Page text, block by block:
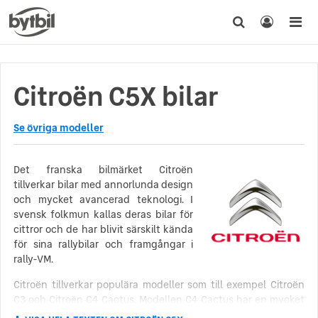
Citroën C5X bilar
Se övriga modeller
Det franska bilmärket Citroën
tillverkar bilar med annorlunda design
och mycket avancerad teknologi. I
svensk folkmun kallas deras bilar för
cittror och de har blivit särskilt kända
för sina rallybilar och framgångar i
rally-VM.
Citroën tillverkar populära modeller som till exempel Citroën
C3 och Citroën C4 Cactus. Modellen C4 Cactus har en mycket
unik design som sticker ut på vägarna. Till exempel har den